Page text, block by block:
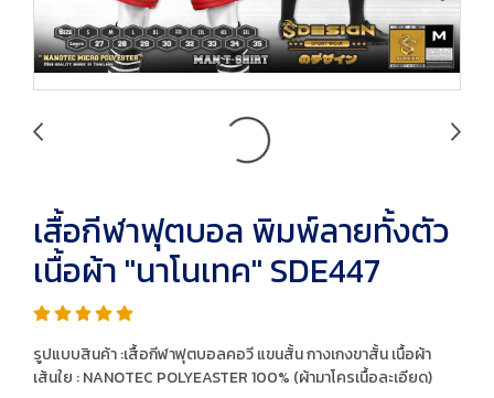
เสื้อกีฬาฟุตบอล พิมพ์ลายทั้งตัว
เนื้อผ้า "นาโนเทค" SDE447
รูปแบบสินค้า :เสื้อกีฬาฟุตบอลคอวี แขนสั้น กางเกงขาสั้น เนื้อผ้า
เส้นใย : NANOTEC POLYEASTER 100% (ผ้ามาโครเนื้อละเอียด)